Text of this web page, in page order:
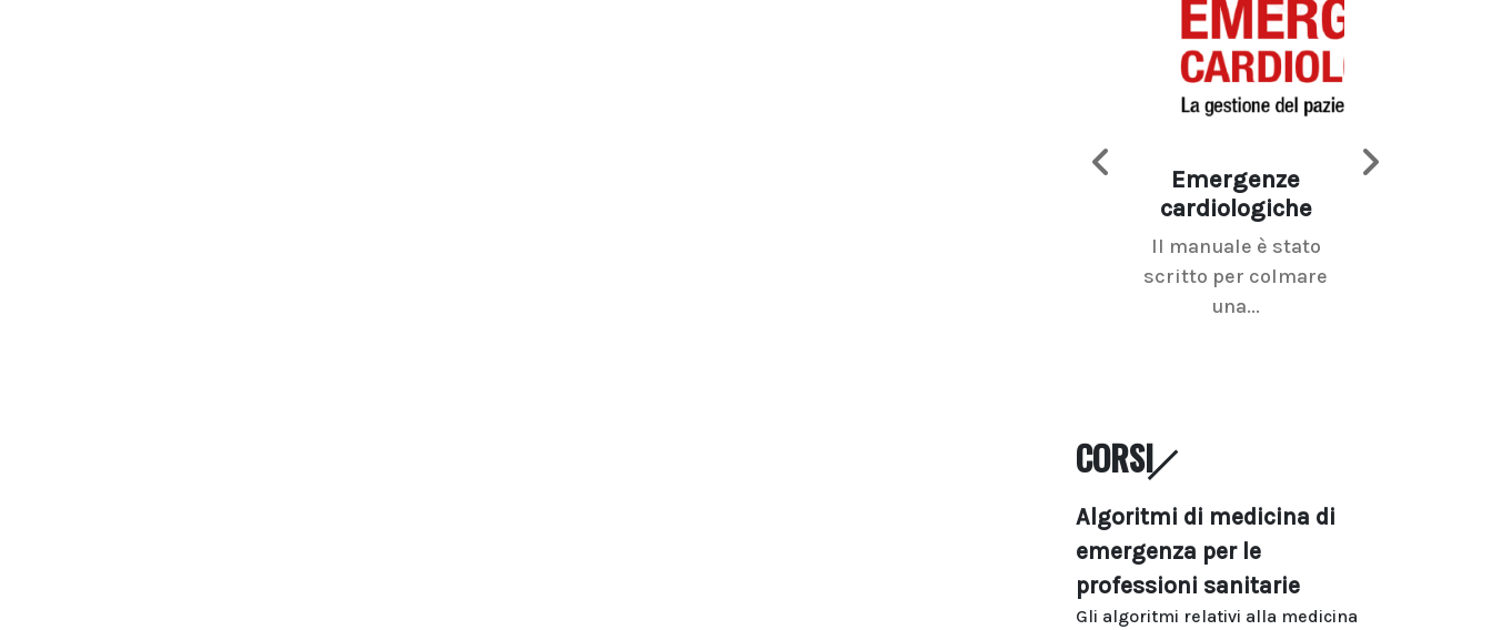
Emergenze
cardiologiche
Il manuale è stato
scritto per colmare
una...
CORSI
Algoritmi di medicina di
emergenza per le
professioni sanitarie
Gli algoritmi relativi alla medicina